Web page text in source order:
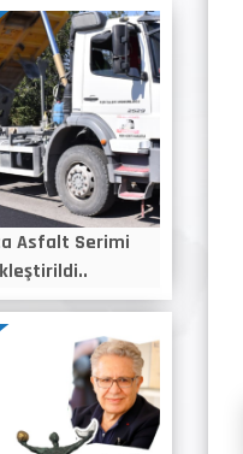
Asfalt Serimi